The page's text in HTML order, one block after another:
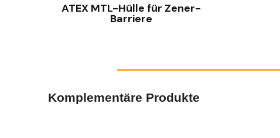
ATEX MTL-Hülle für Zener-
Barriere
Komplementäre Produkte